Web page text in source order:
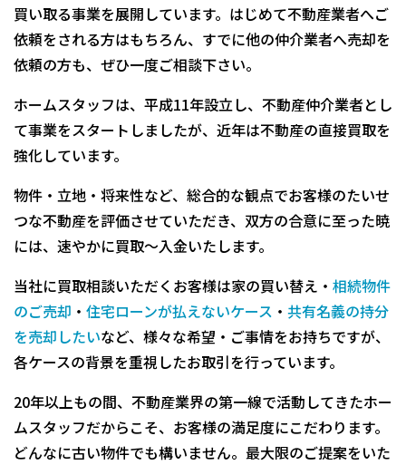
買い取る事業を展開しています。はじめて不動産業者へご
依頼をされる方はもちろん、すでに他の仲介業者へ売却を
依頼の方も、ぜひ一度ご相談下さい。
ホームスタッフは、平成11年設立し、不動産仲介業者とし
て事業をスタートしましたが、近年は不動産の直接買取を
強化しています。
物件・立地・将来性など、総合的な観点でお客様のたいせ
つな不動産を評価させていただき、双方の合意に至った暁
には、速やかに買取～入金いたします。
当社に買取相談いただくお客様は家の買い替え・ 相続物件
のご売却 ・ 住宅ローンが払えないケース ・ 共有名義の持分
を売却したいなど、様々な希望・ご事情をお持ちですが、
各ケースの背景を重視したお取引を行っています。
20年以上もの間、不動産業界の第一線で活動してきたホー
ムスタッフだからこそ、お客様の満足度にこだわります。
どんなに古い物件でも構いません。最大限のご提案をいた